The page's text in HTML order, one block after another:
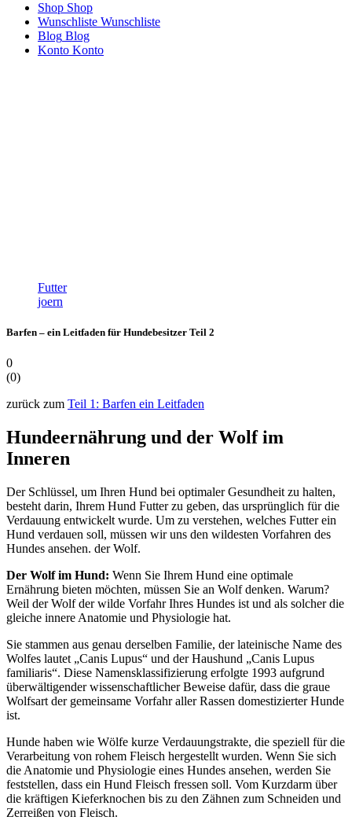
Shop Shop
Wunschliste Wunschliste
Blog Blog
Konto Konto
Futter
joern
Barfen – ein Leitfaden für Hundebesitzer Teil 2
0
(0)
zurück zum Teil 1: Barfen ein Leitfaden
Hundeernährung und der Wolf im
Inneren
Der Schlüssel, um Ihren Hund bei optimaler Gesundheit zu halten,
besteht darin, Ihrem Hund Futter zu geben, das ursprünglich für die
Verdauung entwickelt wurde. Um zu verstehen, welches Futter ein
Hund verdauen soll, müssen wir uns den wildesten Vorfahren des
Hundes ansehen. der Wolf.
Der Wolf im Hund: Wenn Sie Ihrem Hund eine optimale
Ernährung bieten möchten, müssen Sie an Wolf denken. Warum?
Weil der Wolf der wilde Vorfahr Ihres Hundes ist und als solcher die
gleiche innere Anatomie und Physiologie hat.
Sie stammen aus genau derselben Familie, der lateinische Name des
Wolfes lautet „Canis Lupus“ und der Haushund „Canis Lupus
familiaris“. Diese Namensklassifizierung erfolgte 1993 aufgrund
überwältigender wissenschaftlicher Beweise dafür, dass die graue
Wolfsart der gemeinsame Vorfahr aller Rassen domestizierter Hunde
ist.
Hunde haben wie Wölfe kurze Verdauungstrakte, die speziell für die
Verarbeitung von rohem Fleisch hergestellt wurden. Wenn Sie sich
die Anatomie und Physiologie eines Hundes ansehen, werden Sie
feststellen, dass ein Hund Fleisch fressen soll. Vom Kurzdarm über
die kräftigen Kieferknochen bis zu den Zähnen zum Schneiden und
Zerreißen von Fleisch.